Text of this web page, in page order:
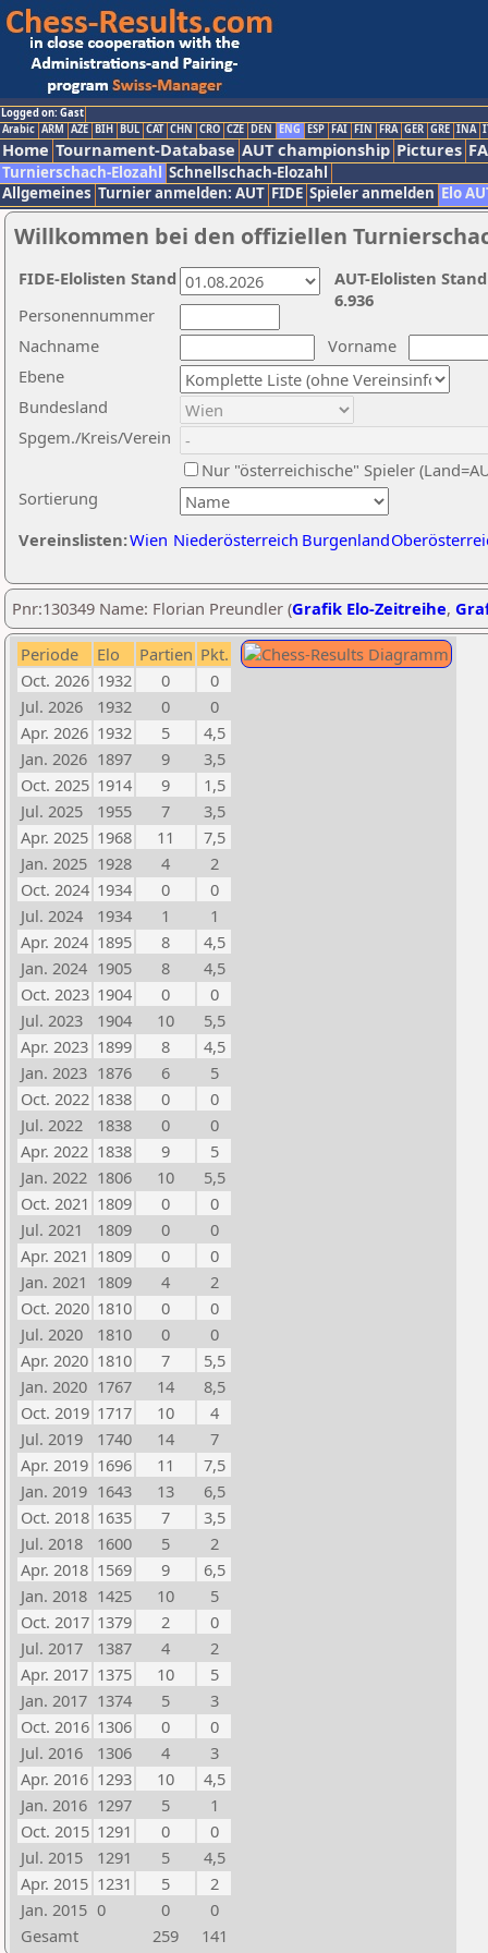
Logged on: Gast
Arabic ARM AZE BIH BUL CAT CHN CRO CZE DEN ENG ESP FAI FIN FRA GER GRE INA
Home Tournament-Database AUT championship Pictures
Turnierschach-Elozahl Schnellschach-Elozahl
Allgemeines Turnier anmelden: AUT FIDE Spieler anmelden Elo
Willkommen bei den offiziellen
Nachname
Vorname
Ebene
Sortierung
Personennummer
Bundesland
Spgem./Kreis/Verein
Nur "österreichische" Spieler
Vereinslisten:Wien Niederösterreich Burgenland
AUT-Elolisten
6.936
FIDE-Elolisten Stand
Pnr:130349 Name: Florian Preundler (Grafik Elo-Zeitreihe,
Periode Elo Partien Pkt.
Oct. 2026 1932 0
0
Jul. 2026
1932 0
0
Apr. 2026 1932 5
4,5
Jan. 2026 1897 9
3,5
Oct. 2025 1914 9
1,5
Jul. 2025
1955 7
3,5
Apr. 2025 1968 11
7,5
Jan. 2025 1928 4
2
Oct. 2024 1934 0
0
Jul. 2024
1934 1
1
Apr. 2024 1895 8
4,5
Jan. 2024 1905 8
4,5
Oct. 2023 1904 0
0
Jul. 2023
1904 10
5,5
Apr. 2023 1899 8
4,5
Jan. 2023 1876 6
5
Oct. 2022 1838 0
0
Jul. 2022
1838 0
0
Apr. 2022 1838 9
5
Jan. 2022 1806 10
5,5
Oct. 2021 1809 0
0
Jul. 2021
1809 0
0
Apr. 2021 1809 0
0
Jan. 2021 1809 4
2
Oct. 2020 1810 0
0
Jul. 2020
1810 0
0
Apr. 2020 1810 7
5,5
Jan. 2020 1767 14
8,5
Oct. 2019 1717 10
4
Jul. 2019
1740 14
7
Apr. 2019 1696 11
7,5
Jan. 2019 1643 13
6,5
Oct. 2018 1635 7
3,5
Jul. 2018
1600 5
2
Apr. 2018 1569 9
6,5
Jan. 2018 1425 10
5
Oct. 2017 1379 2
0
Jul. 2017
1387 4
2
Apr. 2017 1375 10
5
Jan. 2017 1374 5
3
Oct. 2016 1306 0
0
Jul. 2016
1306 4
3
Apr. 2016 1293 10
4,5
Jan. 2016 1297 5
1
Oct. 2015 1291 0
0
Jul. 2015
1291 5
4,5
Apr. 2015 1231 5
2
Jan. 2015 0 0
0
Gesamt
259 141